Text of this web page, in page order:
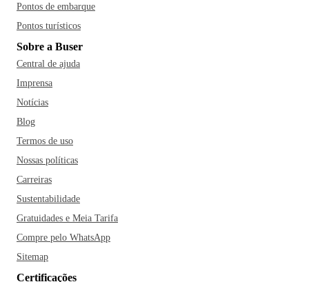
Pontos de embarque
Pontos turísticos
Sobre a Buser
Central de ajuda
Imprensa
Notícias
Blog
Termos de uso
Nossas políticas
Carreiras
Sustentabilidade
Gratuidades e Meia Tarifa
Compre pelo WhatsApp
Sitemap
Certificações